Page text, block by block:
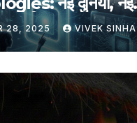
भविष्य
28, 2025 VIVEK SINHA